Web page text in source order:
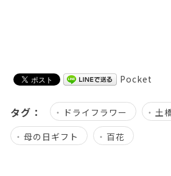
Pocket
タグ： ドライフラワー
土
母の日ギフト
百花